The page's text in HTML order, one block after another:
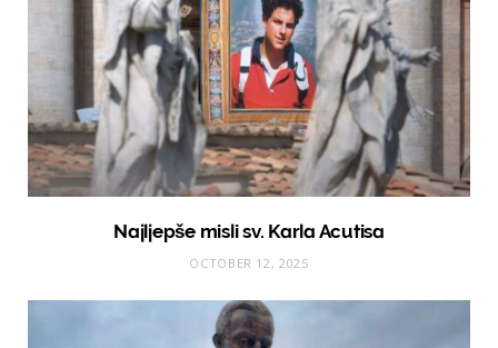
Najljepše misli sv. Karla Acutisa
OCTOBER 12, 2025